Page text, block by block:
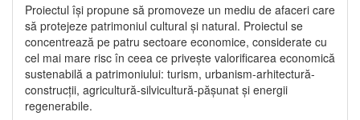
Proiectul își propune să promoveze un mediu de afaceri care
să protejeze patrimoniul cultural și natural. Proiectul se
concentrează pe patru sectoare economice, considerate cu
cel mai mare risc în ceea ce privește valorificarea economică
sustenabilă a patrimoniului: turism, urbanism-arhitectură-
construcții, agricultură-silvicultură-pășunat și energii
regenerabile.